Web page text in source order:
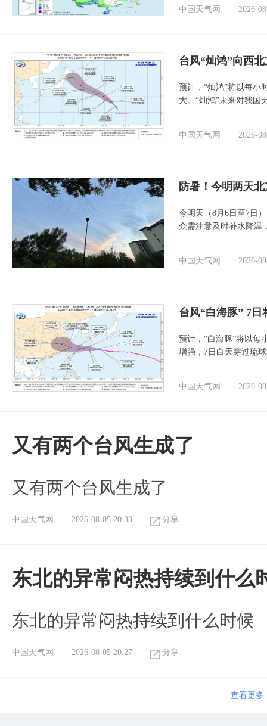
中国天气网 2026-
台风“灿鸿”向西
预计，“灿鸿”将以每小
大。“灿鸿”未来对我国
中国天气网 2026-
防暑！今明两天
今明天（8月6日至7日
众需注意及时补水降温
中国天气网 2026-
台风“白海豚” 7
预计，“白海豚”将以每
增强，7日白天穿过琉
中国天气网 2026-
又有两个台风生成了
又有两个台风生成了
中国天气网 2026-08-05 20:33 分享
东北的异常闷热持续到什么
东北的异常闷热持续到什么时候
中国天气网 2026-08-05 20:27 分享
查看更多